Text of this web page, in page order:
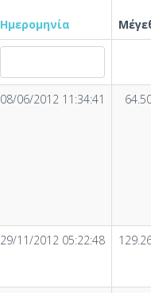
Ημερομηνία
08/06/2012 11:34:41
29/11/2012 05:22:48